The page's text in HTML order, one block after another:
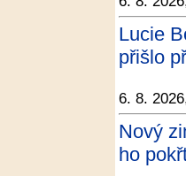
Lucie
přišlo
6. 8.
Nový
ho